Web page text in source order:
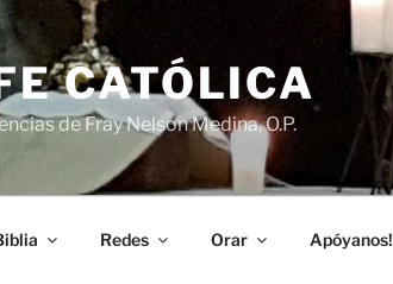
CATÓLICA
de Fray Nelson Medina, O.P.
Redes Orar Apóyanos!